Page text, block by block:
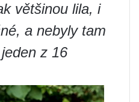
většinou lila, i
a nebyly tam
z 16